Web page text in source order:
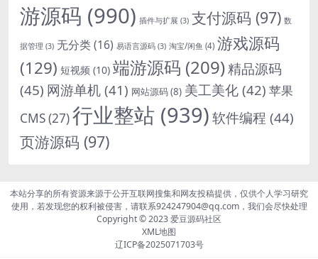
游源码 (990) 插件与扩展 (3) 支付源码 (97) 数
据管理 (3) 无分类(16) 易语言源码 (3) 淘宝/闲鱼 (4) 游戏源码
(129) 短视频 (10) 端游源码 (209)精品源码
(45) 网游单机 (41) 网站源码(8) 美工美化 (42) 苹果
CMS(27)行业整站 (939)软件编程 (44)
页游源码 (97)
本站分享的所有资源来源于公开互联网搜集和网友投稿提供，仅供个人学习研究
使用，若发现您的权利被侵害，请联系924247904@qq.com，我们会尽快处理
Copyright © 2023爱豆源码社区
XML地图
辽ICP备2025071703号